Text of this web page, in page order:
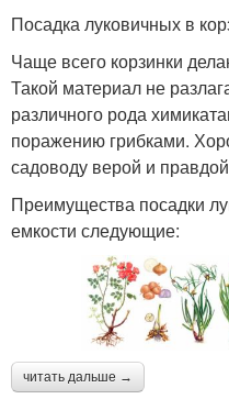
Посадка луковичных в
Чаще всего корзинки
Такой материал не
различного рода
поражению грибками.
садоводу верой и
Преимущества посадки
емкости следующие:
читать дальше →